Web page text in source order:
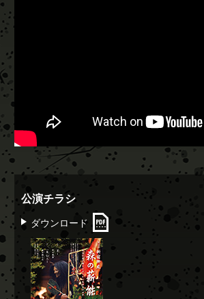
公演チラシ
ダウンロード